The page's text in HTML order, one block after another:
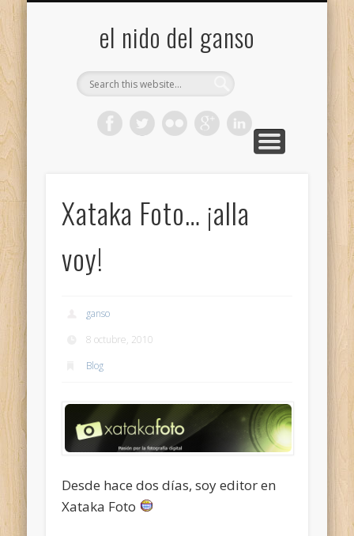
el nido del ganso
Xataka Foto… ¡alla
voy!
ganso
8 octubre, 2010
Blog
Desde hace dos días, soy editor en
Xataka Foto